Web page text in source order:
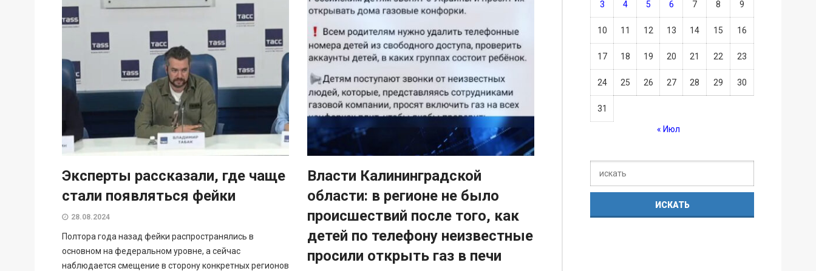
Эксперты рассказали, где чаще
стали появляться фейки
28.08.2024
Полтора года назад фейки распространялись в
основном на федеральном уровне, а сейчас
наблюдается смещение в сторону конкретных регионов
Власти Калининградской
области: в регионе не было
происшествий после того, как
детей по телефону неизвестные
просили открыть газ в печи
3 4 5 6 7 8 9
10 11 12 13 14 15 16
17 18 19 20 21 22 23
24 25 26 27 28 29 30
31
« Июл